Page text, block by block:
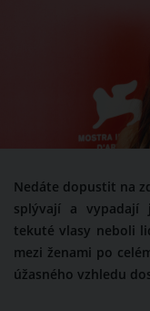
Nedáte dopustit na
splývají a vypadají
tekuté vlasy neboli
mezi ženami po
úžasného vzhledu